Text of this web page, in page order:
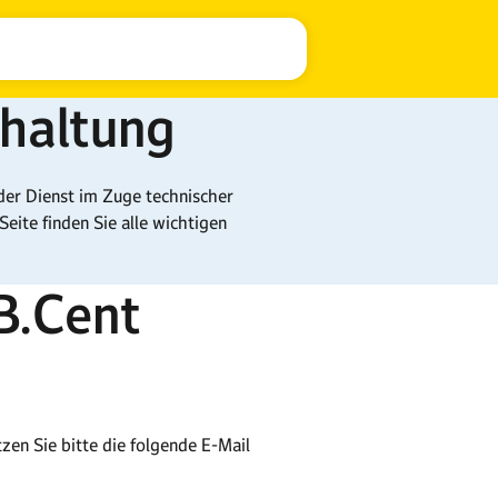
Dienst im Zuge technischer
finden Sie alle wichtigen
Sie bitte die folgende E-Mail